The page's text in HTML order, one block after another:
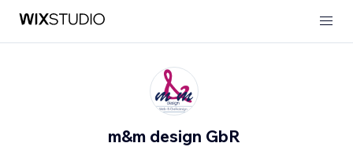
m&m design GbR